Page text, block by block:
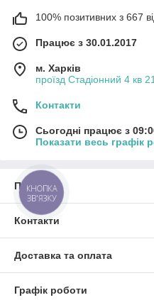
100% позитивних з 667
Працює з 30.01.2017
м. Харків
проїзд Стадіонний 4 кв
Контакти
Сьогодні працює з
Показати весь графік
Про нас
Контакти
Доставка та оплата
Графік роботи
КНОПКА
ЗВ'ЯЗКУ